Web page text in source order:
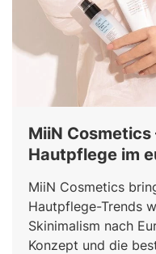
MiiN Cosmetics
Hautpflege im
MiiN Cosmetics
Hautpflege-Trends
Skinimalism nach
Konzept und die